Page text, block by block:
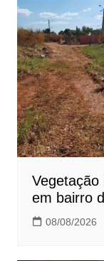
Vegetação
em bairro
08/08/2026